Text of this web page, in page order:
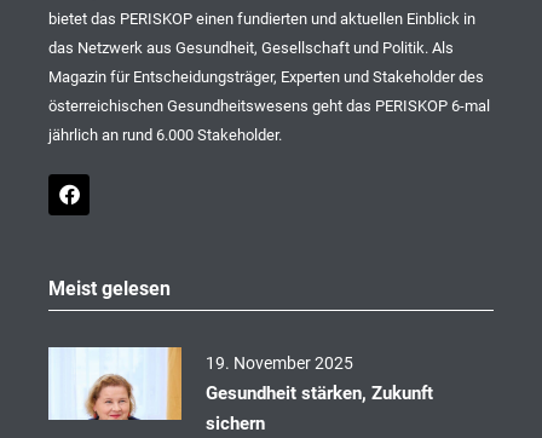
bietet das PERISKOP einen fundierten und aktuellen Einblick in
das Netzwerk aus Gesundheit, Gesellschaft und Politik. Als
Magazin für Entscheidungsträger, Experten und Stakeholder des
österreichischen Gesundheitswesens geht das PERISKOP 6-mal
jährlich an rund 6.000 Stakeholder.
F
a
c
o
o
Meist gelesen
19. November 2025
Gesundheit stärken, Zukunft
sichern